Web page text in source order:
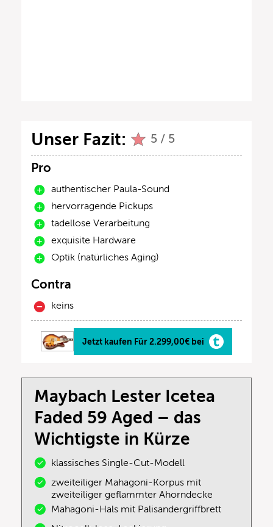
Unser Fazit: 5 / 5
Pro
authentischer Paula-Sound
hervorragende Pickups
tadellose Verarbeitung
exquisite Hardware
Optik (natürliches Aging)
Contra
keins
Jetzt kaufen Für 2.299,00€ bei
Maybach Lester Icetea
Faded 59 Aged – das
Wichtigste in Kürze
klassisches Single-Cut-Modell
zweiteiliger Mahagoni-Korpus mit
zweiteiliger geflammter Ahorndecke
Mahagoni-Hals mit Palisandergriffbrett